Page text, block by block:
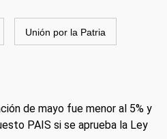
Unión por la Patria
de mayo fue menor al 5% y
PAIS si se aprueba la Ley